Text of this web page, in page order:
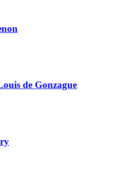
de Gonzague